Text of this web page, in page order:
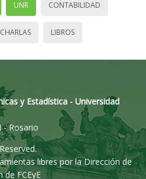
UNR CONTABILIDAD
CHARLAS LIBROS
y Estadística - Universidad
- Rosario
libres por la Dirección de
FCEyE